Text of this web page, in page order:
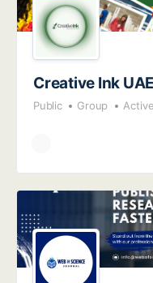
Creative Ink UAE
Public Group